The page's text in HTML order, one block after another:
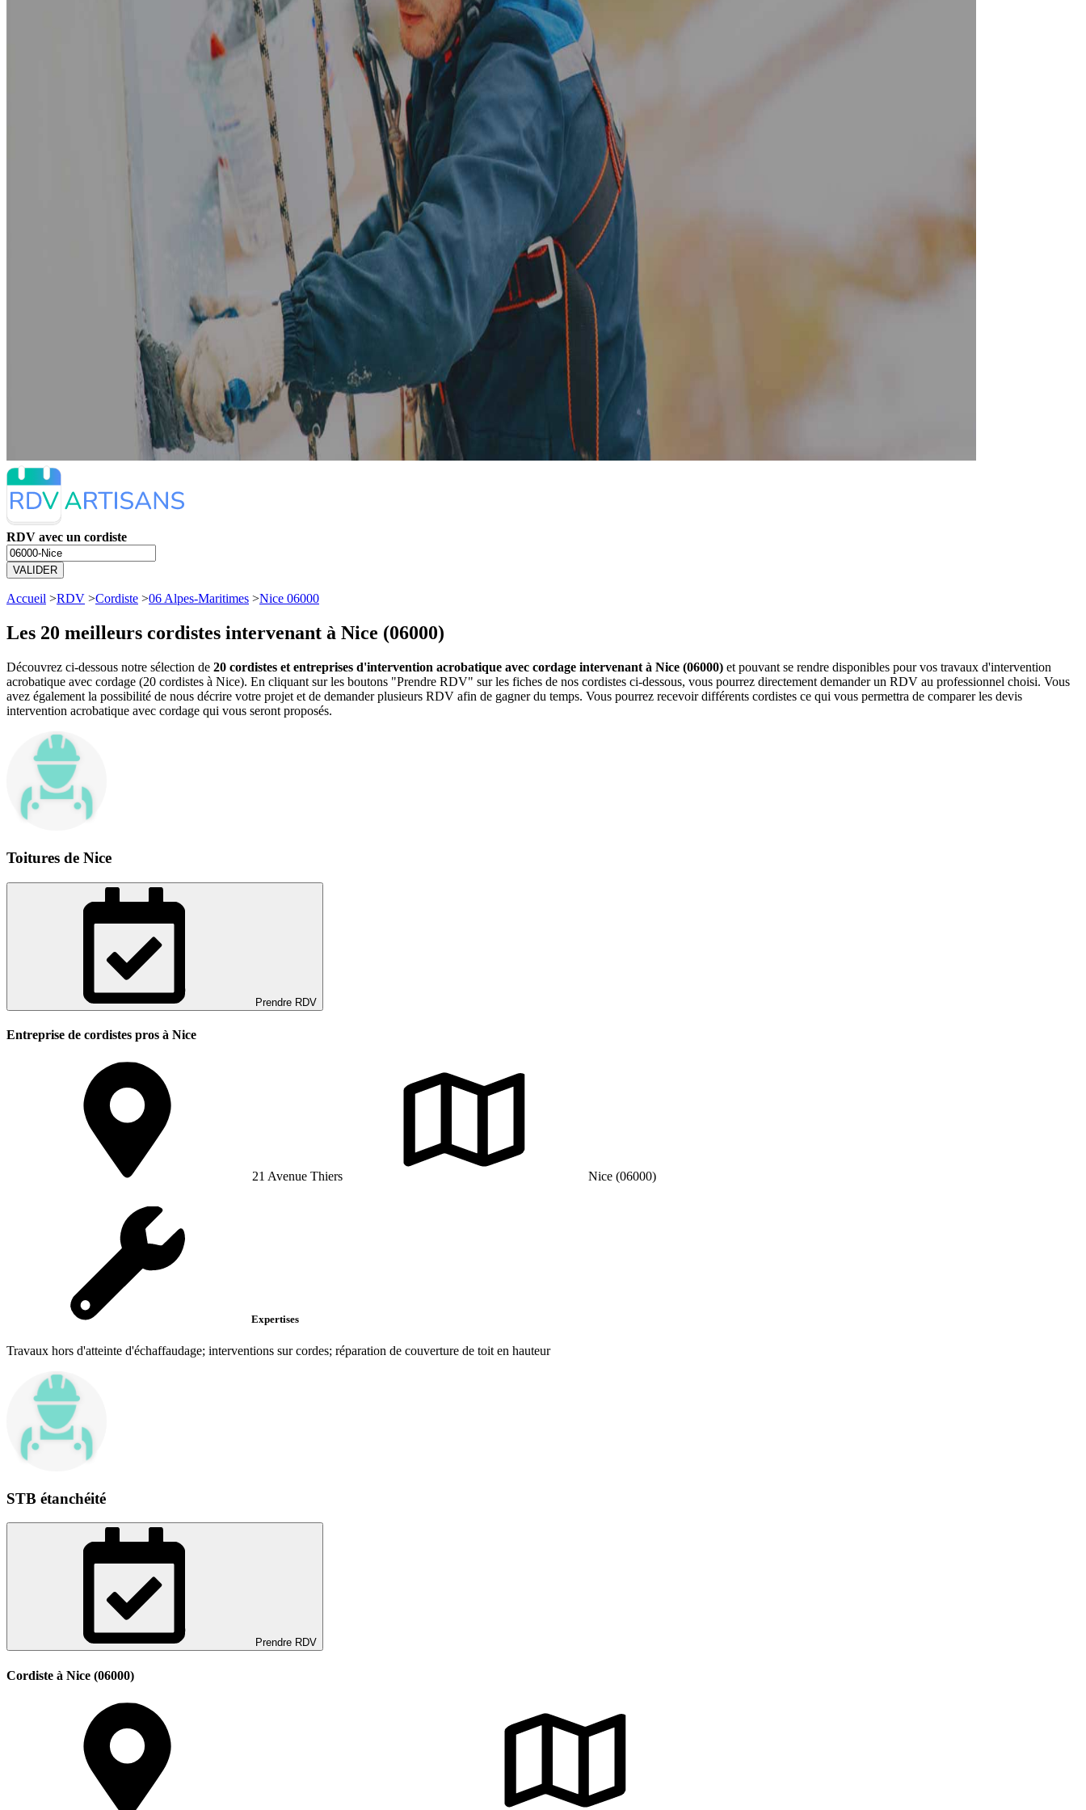
RDV avec un cordiste
VALIDER
Accueil >RDV >Cordiste >06 Alpes-Maritimes >Nice 06000
Les 20 meilleurs cordistes intervenant à Nice (06000)
Découvrez ci-dessous notre sélection de 20 cordistes et entreprises d'intervention acrobatique avec cordage intervenant à Nice (06000) et pouvant se rendre disponibles pour vos travaux d'intervention
acrobatique avec cordage (20 cordistes à Nice). En cliquant sur les boutons "Prendre RDV" sur les fiches de nos cordistes ci-dessous, vous pourrez directement demander un RDV au professionnel choisi. Vous
avez également la possibilité de nous décrire votre projet et de demander plusieurs RDV afin de gagner du temps. Vous pourrez recevoir différents cordistes ce qui vous permettra de comparer les devis
intervention acrobatique avec cordage qui vous seront proposés.
Toitures de Nice
Prendre RDV
Entreprise de cordistes pros à Nice
21 Avenue Thiers Nice (06000)
Expertises
Travaux hors d'atteinte d'échaffaudage; interventions sur cordes; réparation de couverture de toit en hauteur
STB étanchéité
Prendre RDV
Cordiste à Nice (06000)